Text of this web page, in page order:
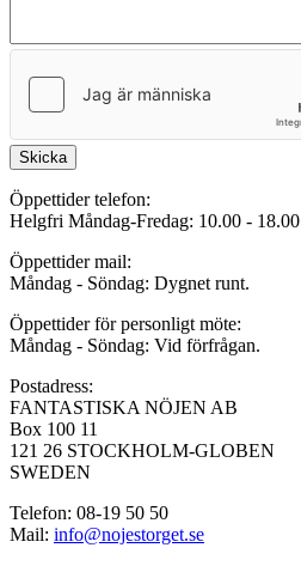
Skicka
Öppettider telefon:
Helgfri Måndag-Fredag: 10.00 - 18.00
Öppettider mail:
Måndag - Söndag: Dygnet runt.
Öppettider för personligt möte:
Måndag - Söndag: Vid förfrågan.
Postadress:
FANTASTISKA NÖJEN AB
Box 100 11
121 26 STOCKHOLM-GLOBEN
SWEDEN
Telefon: 08-19 50 50
Mail: info@nojestorget.se